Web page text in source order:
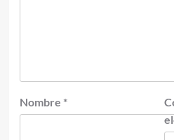
Nombre *